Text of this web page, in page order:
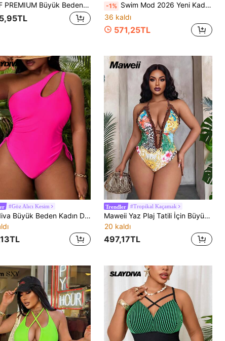
MOTF PREMIUM Büyük Beden Kadın Zarif Seksi Derin V Yaka Bel Bağlamalı Püskül Detaylı Halter Yaka Sırtı Açık Günlük Tatil Plaj Tek Parça Mayo -1% Swim Mod 2026 Yeni Kadın Yaz Modası Halter Yaka Tek Parça Mayo, Derin V Yaka Dar Kesim Yüksek Kesim Bacak, Okyanus Kabuğu Baskılı, Günlük Tatil Mayo
36 kaldı
571,25TL
#Göz Alıcı Kesim
Slaydiva Büyük Beden Kadın Düz Renk Bağcıklı Omuz Kesikli Tek Parça Mayo, Günlük ve Tatil
Trendler #Tropikal Kaçamak
Maweii Yaz Plaj Tatili İçin Büyük Beden Kadın Leopar Desenli Fırfırlı Kesim Derin Yaka Tek Parça Mayo
20 kaldı
497,17TL